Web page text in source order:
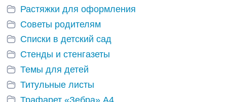
Растяжки для оформления
Советы родителям
Списки в детский сад
Стенды и стенгазеты
Темы для детей
Титульные листы
Трафарет «Зебра» А4